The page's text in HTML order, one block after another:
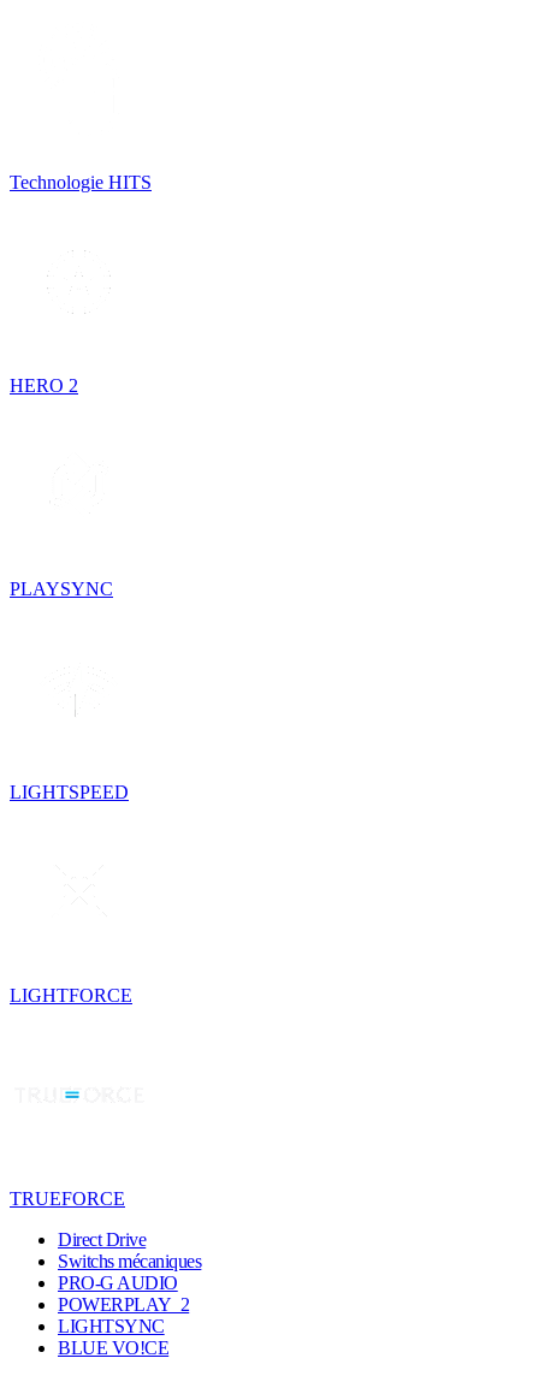
Technologie HITS
HERO 2
PLAYSYNC
LIGHTSPEED
LIGHTFORCE
TRUEFORCE
Direct Drive
Switchs mécaniques
PRO-G AUDIO
POWERPLAY 2
LIGHTSYNC
BLUE VO!CE